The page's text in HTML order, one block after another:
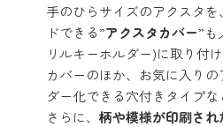
手のひらサイズのアクスタ
ドできる”アクスタカバー”も
リルキーホルダー)に取り付
カバーのほか、お気に入り
ダー化できる穴付きタイプな
さらに、 柄や模様が印刷され